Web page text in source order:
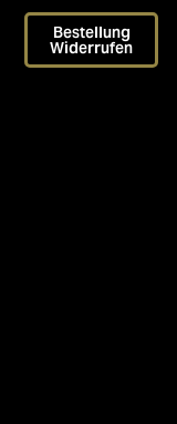
Bestellung
Widerrufen